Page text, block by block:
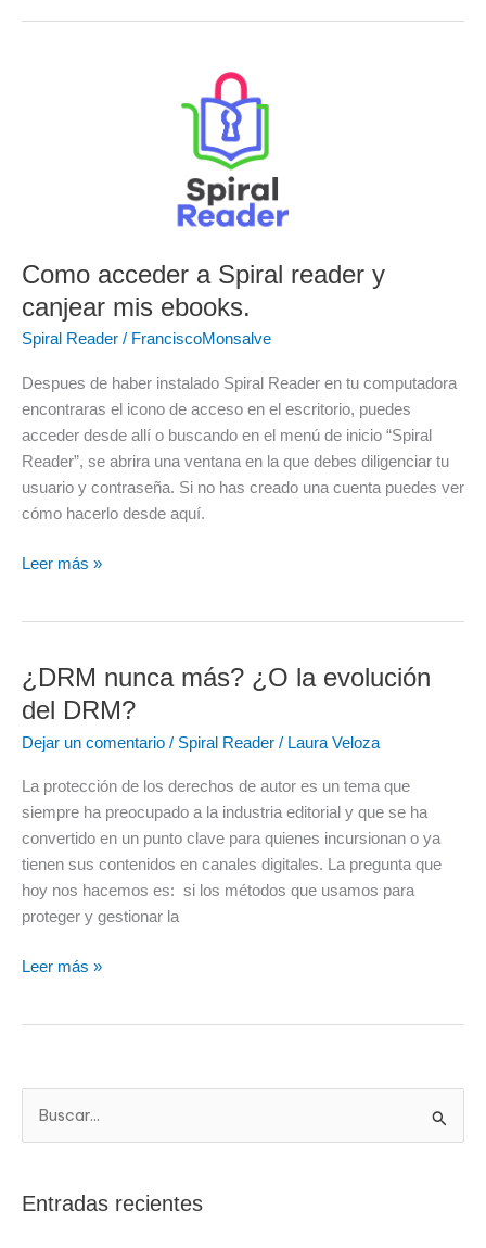
Como acceder a Spiral reader y
canjear mis ebooks.
Spiral Reader / FranciscoMonsalve
Despues de haber instalado Spiral Reader en tu computadora
encontraras el icono de acceso en el escritorio, puedes
acceder desde allí o buscando en el menú de inicio “Spiral
Reader”, se abrira una ventana en la que debes diligenciar tu
usuario y contraseña. Si no has creado una cuenta puedes ver
cómo hacerlo desde aquí.
ebooks.
Leer más »
¿DRM nunca más? ¿O la evolución
del DRM?
Dejar un comentario / Spiral Reader / Laura Veloza
La protección de los derechos de autor es un tema que
siempre ha preocupado a la industria editorial y que se ha
convertido en un punto clave para quienes incursionan o ya
tienen sus contenidos en canales digitales. La pregunta que
hoy nos hacemos es: si los métodos que usamos para
proteger y gestionar la
¿DRM
nunca
¿O
la
evolución
DRM?
Leer más »
c
Entradas recientes